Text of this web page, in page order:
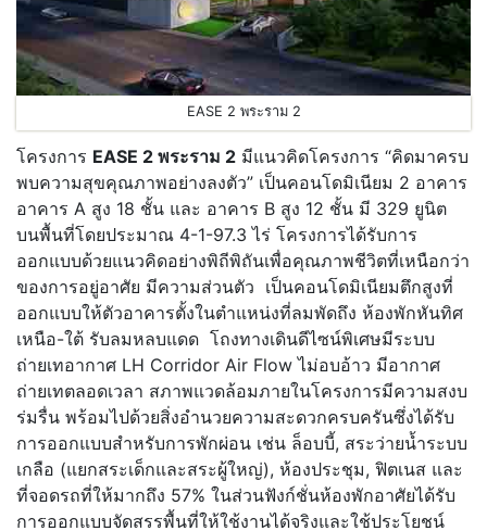
EASE 2 พระราม 2
โครงการ EASE 2 พระราม 2 มีแนวคิดโครงการ “คิดมาครบ
พบความสุขคุณภาพอย่างลงตัว” เป็นคอนโดมิเนียม 2 อาคาร
อาคาร A สูง 18 ชั้น และ อาคาร B สูง 12 ชั้น มี 329 ยูนิต
บนพื้นที่โดยประมาณ 4-1-97.3 ไร่ โครงการได้รับการ
ออกแบบด้วยแนวคิดอย่างพิถีพิถันเพื่อคุณภาพชีวิตที่เหนือกว่า
ของการอยู่อาศัย มีความส่วนตัว เป็นคอนโดมิเนียมตึกสูงที่
ออกแบบให้ตัวอาคารตั้งในตำแหน่งที่ลมพัดถึง ห้องพักหันทิศ
เหนือ-ใต้ รับลมหลบแดด โถงทางเดินดีไซน์พิเศษมีระบบ
ถ่ายเทอากาศ LH Corridor Air Flow ไม่อบอ้าว มีอากาศ
ถ่ายเทตลอดเวลา สภาพแวดล้อมภายในโครงการมีความสงบ
ร่มรื่น พร้อมไปด้วยสิ่งอำนวยความสะดวกครบครันซึ่งได้รับ
การออกแบบสำหรับการพักผ่อน เช่น ล็อบบี้, สระว่ายน้ำระบบ
เกลือ (แยกสระเด็กและสระผู้ใหญ่), ห้องประชุม, ฟิตเนส และ
ที่จอดรถที่ให้มากถึง 57% ในส่วนฟังก์ชั่นห้องพักอาศัยได้รับ
การออกแบบจัดสรรพื้นที่ให้ใช้งานได้จริงและใช้ประโยชน์